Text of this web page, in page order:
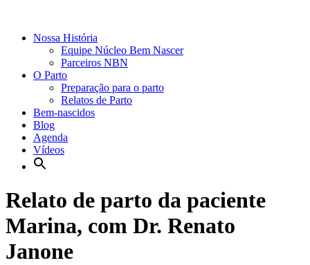
Nossa História
Equipe Núcleo Bem Nascer
Parceiros NBN
O Parto
Preparação para o parto
Relatos de Parto
Bem-nascidos
Blog
Agenda
Vídeos
Relato de parto da paciente
Marina, com Dr. Renato
Janone